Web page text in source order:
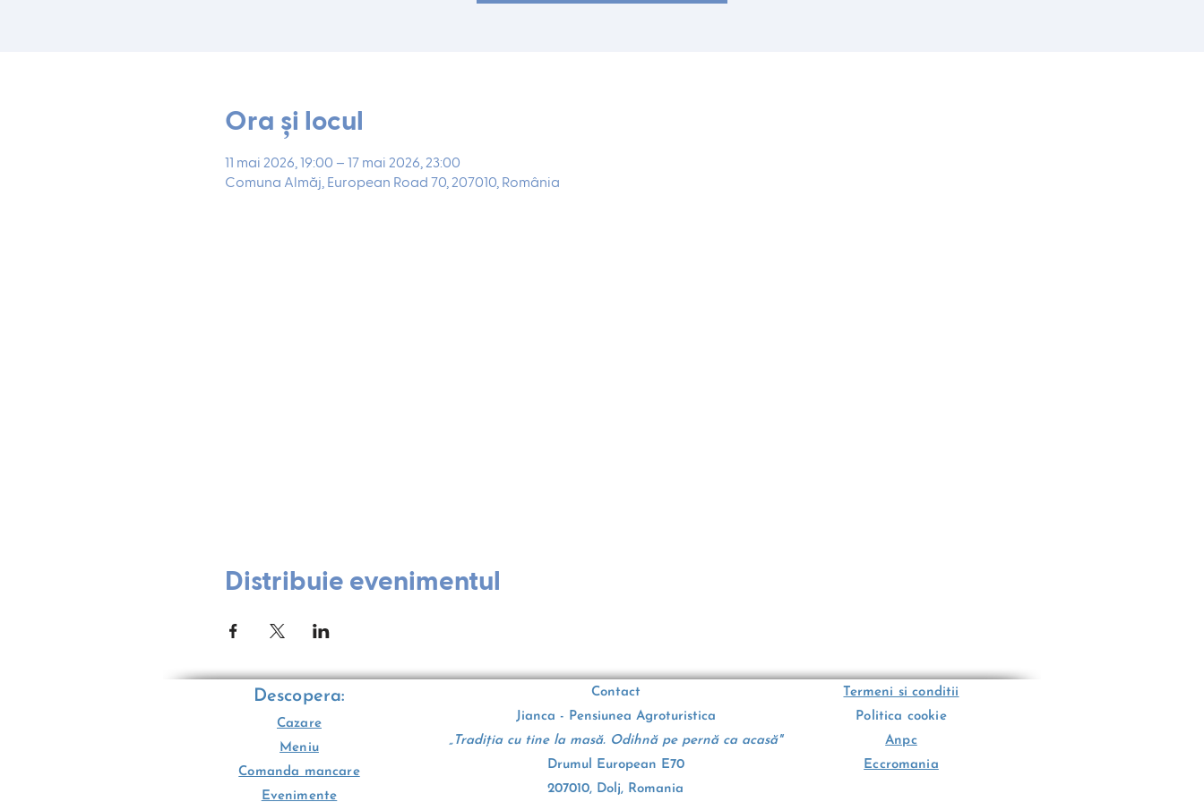
Ora și locul
11 mai 2026, 19:00 – 17 mai 2026, 23:00
Comuna Almăj, European Road 70, 207010, România
Distribuie evenimentul
Descopera:
Cazare
Meniu
Comanda mancare
Evenimente
Contact
Jianca - Pensiunea Agroturistica
„Tradiția cu tine la masă. Odihnă pe pernă ca acasă"
Drumul European E70
207010, Dolj, Romania
Termeni si conditii
Politica cookie
Anpc
Eccromania